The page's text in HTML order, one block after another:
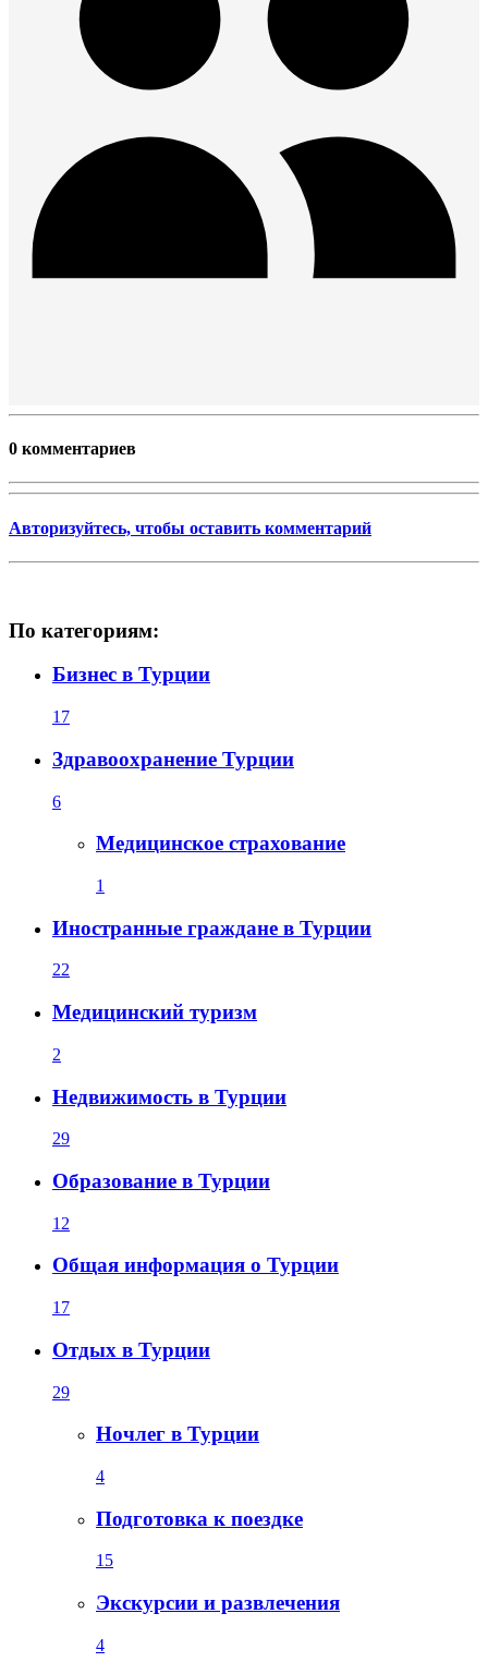
0 комментариев
Авторизуйтесь, чтобы оставить комментарий
По категориям:
Бизнес в Турции
17
Здравоохранение Турции
6
Медицинское страхование
1
Иностранные граждане в Турции
22
Медицинский туризм
2
Недвижимость в Турции
29
Образование в Турции
12
Общая информация о Турции
17
Отдых в Турции
29
Ночлег в Турции
4
Подготовка к поездке
15
Экскурсии и развлечения
4